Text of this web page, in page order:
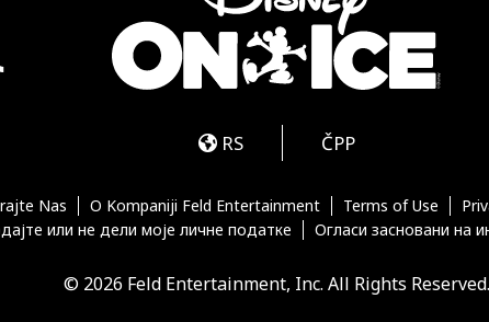
Tiktok
RS ČPP
Nas O Kompaniji Feld Entertainment Terms of Use
или не дели моје личне податке
Огласи засновани на
© 2026 Feld Entertainment, Inc. All Rights Reserved.